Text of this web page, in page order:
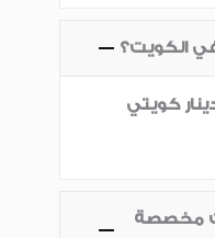
مخصصة